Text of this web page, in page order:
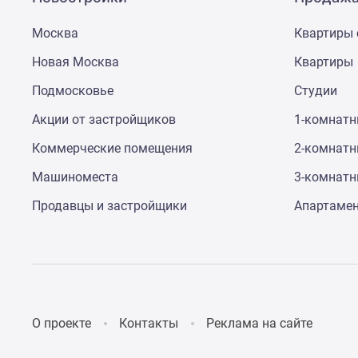
Рассрочка
ипотека
коттеджи
поселки
Готовые
коттеджные
поселки
поселки
Москва
Новая Москва
Подмосковье
Акции от застройщиков
Коммерческие помещения
Машиноместа
Продавцы и застройщики
Квартиры
Квартиры
Студии
1-
2-
3-
О проекте Контакты Реклама на сайте